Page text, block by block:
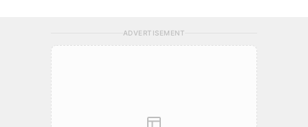
ADVERTISEMENT